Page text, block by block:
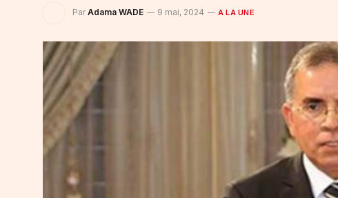
Par Adama WADE 9 mai, 2024 A LA UNE